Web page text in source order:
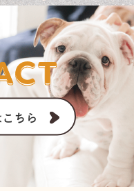
ちら